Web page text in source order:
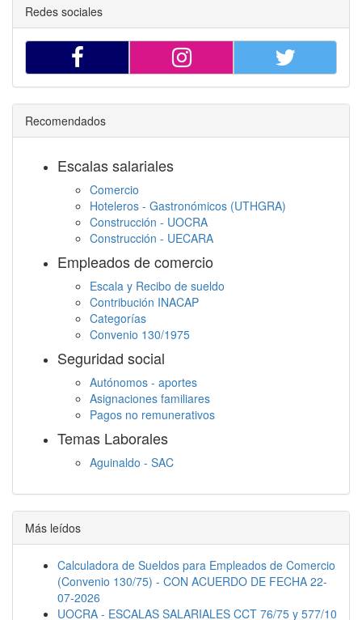
Redes sociales
Recomendados
Escalas salariales
Comercio
Hoteleros - Gastronómicos (UTHGRA)
Construcción - UOCRA
Construcción - UECARA
Empleados de comercio
Escala y Recibo de sueldo
Contribución INACAP
Categorías
Convenio 130/1975
Seguridad social
Autónomos - aportes
Asignaciones familiares
Pagos no remunerativos
Temas Laborales
Aguinaldo - SAC
Descanso semanal
Embargos
Más leídos
Calculadora de Sueldos para Empleados de Comercio
(Convenio 130/75) - CON ACUERDO DE FECHA 22-
07-2026
UOCRA - ESCALAS SALARIALES CCT 76/75 y 577/10